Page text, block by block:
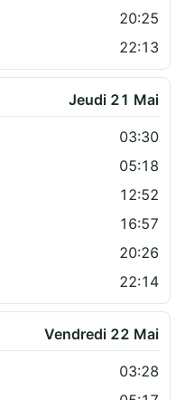
20:25
22:13
Jeudi 21 Mai
03:30
05:18
12:52
16:57
20:26
22:14
Vendredi 22 Mai
03:28